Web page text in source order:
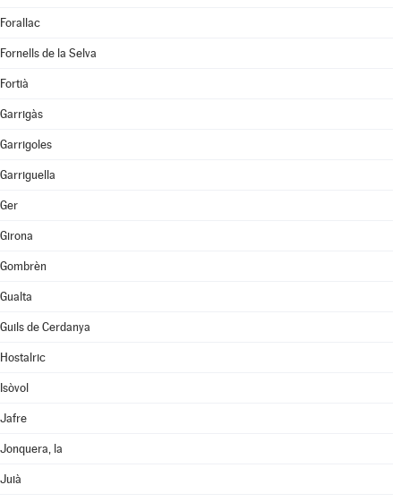
Forallac
Fornells de la Selva
Fortià
Garrigàs
Garrigoles
Garriguella
Ger
Girona
Gombrèn
Gualta
Guils de Cerdanya
Hostalric
Isòvol
Jafre
Jonquera, la
Juià